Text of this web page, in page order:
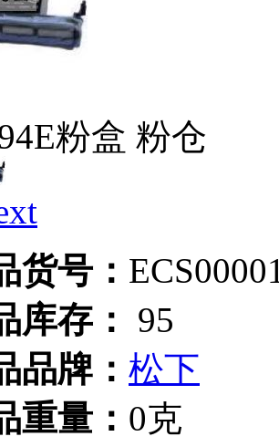
粉盒 粉仓
货号：
库存：
95
品牌： 松下
重量： 0克